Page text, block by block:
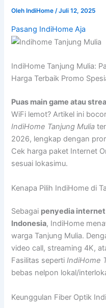
Oleh IndiHome/Juli 12, 2025
Pasang IndiHome Aja
IndiHome Tanjung Mulia:
Harga Terbaik Promo
Puas main game atau
WiFi lemot? Artikel ini
IndiHome Tanjung Mulia
2026, lengkap dengan
Cek harga paket Internet
sesuai lokasimu.
Kenapa Pilih IndiHome di
Sebagai penyedia
Indonesia, IndiHome
warga Tanjung Mulia.
video call, streaming 4K,
Fasilitas sepertiIndiHome
bebas nelpon lokal/
Keunggulan Fiber Optik